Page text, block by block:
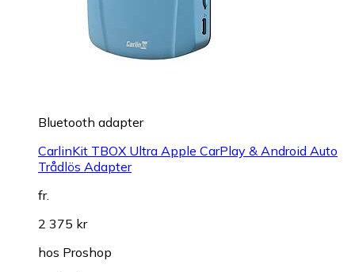
Bluetooth adapter
CarlinKit TBOX Ultra Apple CarPlay & Android Auto
Trådlös Adapter
fr.
2 375 kr
hos Proshop